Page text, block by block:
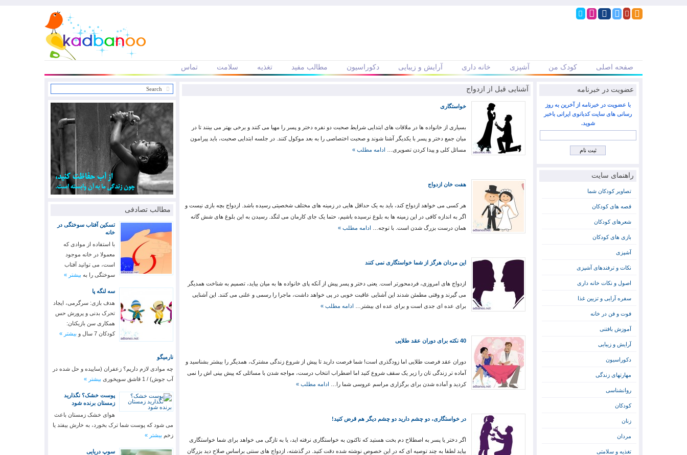
صفحه اصلی کودک من آشپزی خانه داری آرایش و زیبایی دکوراسیون مطالب مفید تغذیه سلامت تماس
آشنایی قبل از ازدواج
خواستگاری
بسیاری از خانواده ها در ملاقات های ابتدایی شرایط صحبت دو نفره دختر و پسر را مهیا می کنند و برخی بهتر می بینند تا در
میان جمع دختر و پسر با یکدیگر آشنا شوند و صحبت اختصاصی را به بعد موکول کنند. در جلسه ابتدایی صحبت، باید پیرامون
مسائل کلی و پیدا کردن تصویری… ادامه مطلب »
هفت خان ازدواج
هر کسی می خواهد ازدواج کند، باید به یک حداقل هایی در زمینه های مختلف شخصیتی رسیده باشد. ازدواج بچه بازی نیست و
اگر به اندازه کافی در این زمینه ها به بلوغ نرسیده باشیم، حتما یک جای کارمان می لنگد. رسیدن به این بلوغ های شش گانه
همان درست بزرگ شدن است. با توجه… ادامه مطلب »
این مردان هرگز از شما خواستگاری نمی کنند
ازدواج های امروزی، فردمحورتر است. یعنی دختر و پسر پیش از آنکه پای خانواده ها به میان بیاید، تصمیم به شناخت همدیگر
می گیرند و وقتی مطمئن شدند این آشنایی عاقبت خوبی در پی خواهد داشت، ماجرا را رسمی و علنی می کنند. این آشنایی
برای عده ای جدی است و برای عده ای بیشتر… ادامه مطلب »
40 نکته برای دوران عقد طلایی
دوران عقد فرصت طلایی اما زودگذری است! شما فرصت دارید تا پیش از شروع زندگی مشترک، همدیگر را بیشتر بشناسید و
آماده تر زندگی تان را زیر یک سقف شروع کنید اما اضطراب انتخاب درست، مواجه شدن با مسائلی که پیش بینی اش را نمی
کردید و آماده شدن برای برگزاری مراسم عروسی شما را… ادامه مطلب »
در خواستگاری، دو چشم دارید دو چشم دیگر هم قرض کنید!
اگر دختر یا پسر به اصطلاح دم بخت هستید که تاکنون به خواستگاری نرفته اید، یا به تازگی می خواهد برای شما خواستگاری
بیاید لطفا به چند توصیه ای که در این خصوص نوشته شده دقت کنید. در گذشته، ازدواج های سنتی براساس صلاح دید بزرگان
مطالب تصادفی
تسکین آفتاب سوختگی در
خانه
با استفاده از موادی که
معمولا در خانه موجود
است، می توانید آفتاب
سوختگی را به بیشتر »
سه لنگه پا
هدف بازی: سرگرمی، ایجاد
تحرک بدنی و پرورش حس
همکاری سن بازیکنان:
کودکان 7 سال و
بیشتر »
نارمیگو
چه موادی لازم داریم؟ زعفران (ساییده و حل شده در
آب جوش) / 1 قاشق سوپخوری
بیشتر »
پوست خشک؟ نگذارید
زمستان برنده شود
هوای خشک زمستان باعث
می شود که پوست شما ترک بخورد، به خارش بیفتد یا
زخم بیشتر »
سوپ دریایی
عضویت در خبرنامه
با عضویت در خبرنامه از آخرین به روز
رسانی های سایت کدبانوی ایرانی باخبر
شوید.
راهنمای سایت
تصاویر کودکان شما
قصه های کودکان
شعرهای کودکان
بازی های کودکان
آشپزی
نکات و ترفندهای آشپزی
اصول و نکات خانه داری
سفره آرایی و تزیین غذا
فوت و فن در خانه
آموزش بافتنی
آرایش و زیبایی
دکوراسیون
مهارتهای زندگی
روانشناسی
کودکان
زنان
مردان
تغذیه و سلامتی